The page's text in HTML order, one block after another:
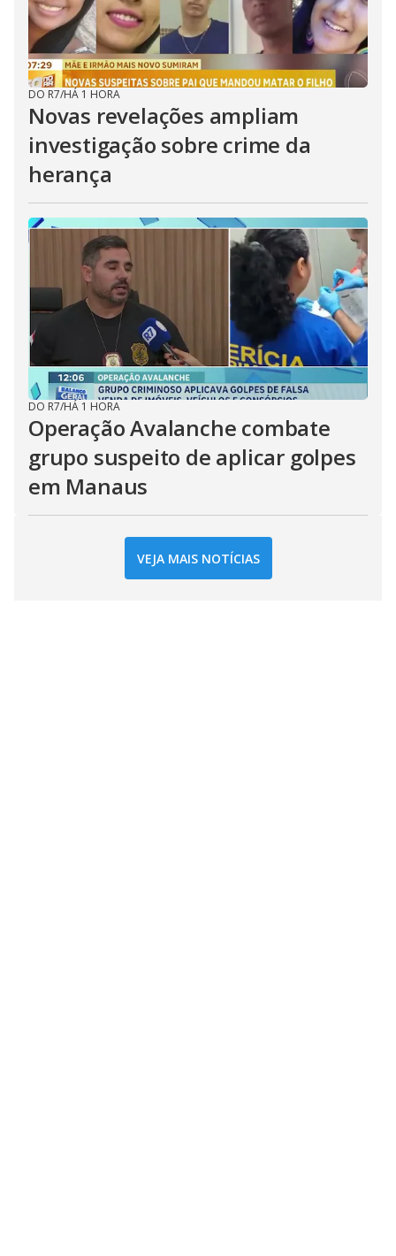
DO R7/HÁ 1 HORA
Novas revelações ampliam
investigação sobre crime da
herança
DO R7/HÁ 1 HORA
Operação Avalanche combate
grupo suspeito de aplicar golpes
em Manaus
VEJA MAIS NOTÍCIAS